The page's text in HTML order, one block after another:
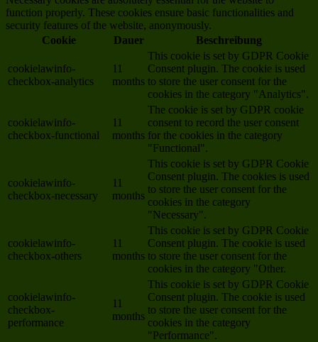
function properly. These cookies ensure basic functionalities and
security features of the website, anonymously.
Cookie
Dauer Beschreibung
cookielawinfo-
checkbox-analytics
11
months
This cookie is set by GDPR Cookie
Consent plugin. The cookie is used
to store the user consent for the
cookies in the category "Analytics".
cookielawinfo-
checkbox-functional
11
months
The cookie is set by GDPR cookie
consent to record the user consent
for the cookies in the category
"Functional".
cookielawinfo-
checkbox-necessary
11
months
This cookie is set by GDPR Cookie
Consent plugin. The cookies is used
to store the user consent for the
cookies in the category
"Necessary".
cookielawinfo-
checkbox-others
11
months
This cookie is set by GDPR Cookie
Consent plugin. The cookie is used
to store the user consent for the
cookies in the category "Other.
cookielawinfo-
checkbox-
performance
11
months
This cookie is set by GDPR Cookie
Consent plugin. The cookie is used
to store the user consent for the
cookies in the category
"Performance".